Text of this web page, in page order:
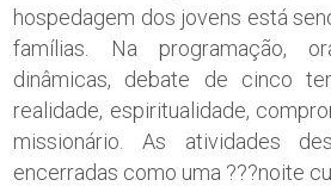
hospedagem dos jovens está
famílias. Na programação,
dinâmicas, debate de cinco
realidade, espiritualidade,
missionário. As atividades
encerradas como uma ???noite